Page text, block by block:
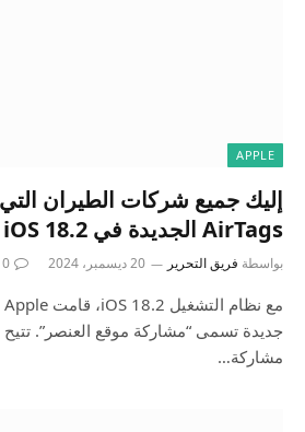
APPLE
إليك جميع شركات الطيران
AirTags الجديدة في iOS 18.2
بواسطة فريق التحرير 20 ديسمبر، 2024 0
جديدة تسمى “مشاركة موقع العنصر”.
مشاركة…